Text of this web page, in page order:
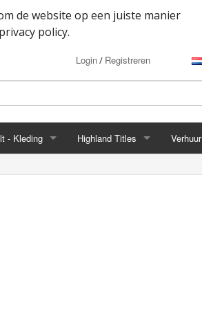
de website op een juiste manier
policy.
Login/ Registreren
- Kleding Highland Titles Verhuur